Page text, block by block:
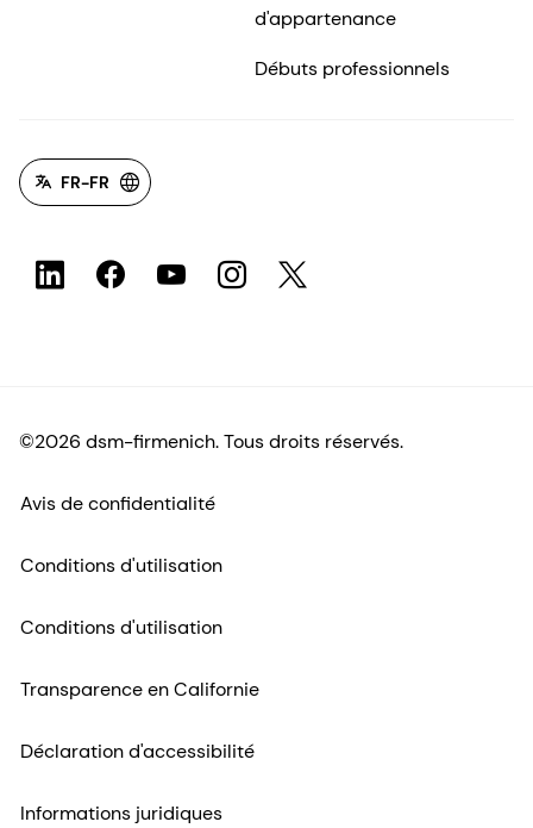
d'appartenance
Débuts professionnels
FR-FR
©2026 dsm-firmenich. Tous droits réservés.
Avis de confidentialité
Conditions d'utilisation
Conditions d'utilisation
Transparence en Californie
Déclaration d'accessibilité
Informations juridiques